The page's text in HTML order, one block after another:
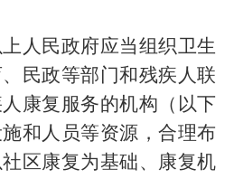
人民政府应当组织卫生
民政等部门和残疾人联
康复服务的机构（以下
和人员等资源，合理布
区康复为基础、康复机